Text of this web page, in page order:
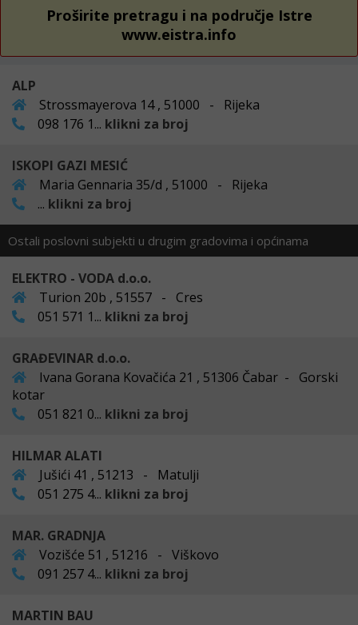
Proširite pretragu i na područje Istre
www.eistra.info
ALP
Strossmayerova 14 , 51000 - Rijeka
098 176 1... klikni za broj
ISKOPI GAZI MESIĆ
Maria Gennaria 35/d , 51000 - Rijeka
... klikni za broj
Ostali poslovni subjekti u drugim gradovima i općinama
ELEKTRO - VODA d.o.o.
Turion 20b , 51557 - Cres
051 571 1... klikni za broj
GRAĐEVINAR d.o.o.
Ivana Gorana Kovačića 21 , 51306 Čabar - Gorski
kotar
051 821 0... klikni za broj
HILMAR ALATI
Jušići 41 , 51213 - Matulji
051 275 4... klikni za broj
MAR. GRADNJA
Vozišće 51 , 51216 - Viškovo
091 257 4... klikni za broj
MARTIN BAU